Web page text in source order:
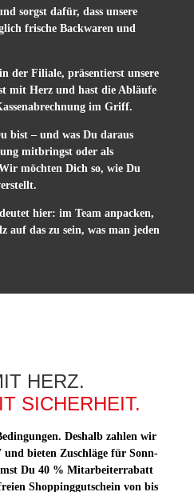
sorgst dafür, dass unsere
frische Backwaren und
der Filiale, präsentierst unsere
mit Herz und hast die Abläufe
im Griff.
bist – und was Du daraus
mitbringst oder als
möchten Dich so, wie Du
hier: im Team anpacken,
auf das zu sein, was man jeden
HERZ.
SICHERHEIT.
Deshalb zahlen wir
bieten Zuschläge für Sonn-
Du 40 % Mitarbeiterrabatt
Shoppinggutschein von bis